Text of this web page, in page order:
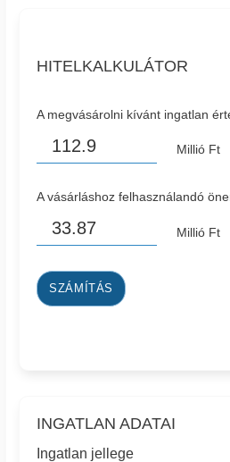
HITELKALKULÁTOR
A megvásárolni kívánt ingatlan
Millió Ft
A vásárláshoz felhasználandó
Millió Ft
SZÁMÍTÁS
INGATLAN ADATAI
Ingatlan jellege